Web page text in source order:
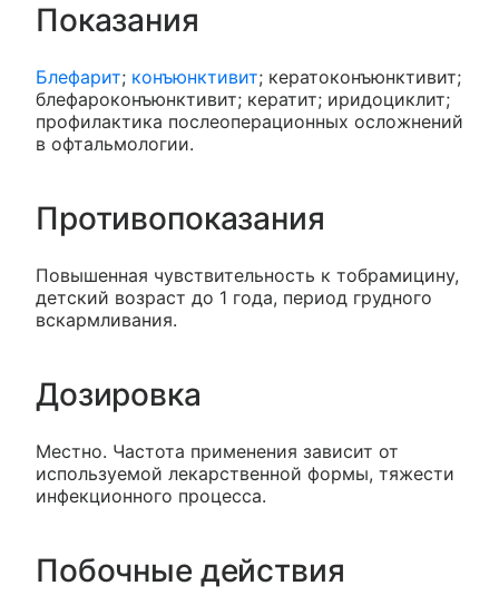
Показания
Блефарит; конъюнктивит; кератоконъюнктивит;
блефароконъюнктивит; кератит; иридоциклит;
профилактика послеоперационных осложнений
в офтальмологии.
Противопоказания
Повышенная чувствительность к тобрамицину,
детский возраст до 1 года, период грудного
вскармливания.
Дозировка
Местно. Частота применения зависит от
используемой лекарственной формы, тяжести
инфекционного процесса.
Побочные действия